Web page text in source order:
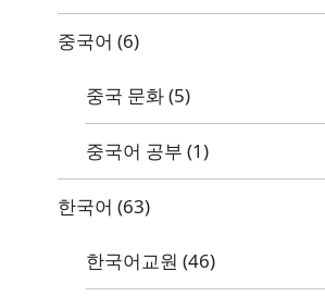
중국어 (6)
중국 문화(5)
중국어 공부 (1)
한국어 (63)
한국어교원 (46)